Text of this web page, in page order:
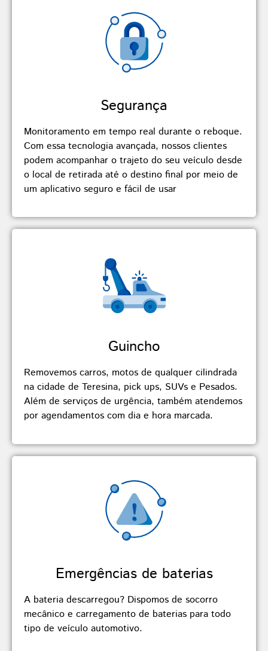
Segurança
Monitoramento em tempo real durante o reboque.
Com essa tecnologia avançada, nossos clientes
podem acompanhar o trajeto do seu veículo desde
o local de retirada até o destino final por meio de
um aplicativo seguro e fácil de usar
Guincho
Removemos carros, motos de qualquer cilindrada
na cidade de Teresina, pick ups, SUVs e Pesados.
Além de serviços de urgência, também atendemos
por agendamentos com dia e hora marcada.
Emergências de baterias
A bateria descarregou? Dispomos de socorro
mecânico e carregamento de baterias para todo
tipo de veículo automotivo.